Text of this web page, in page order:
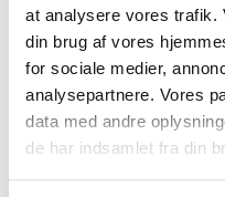
at analysere vores trafik.
din brug af vores
for sociale medier,
analysepartnere. Vores
data med andre
de har indsamlet fra din
RENSESERVIETTER
Indeholder ingen
sensoren i
50 stk. pakning.